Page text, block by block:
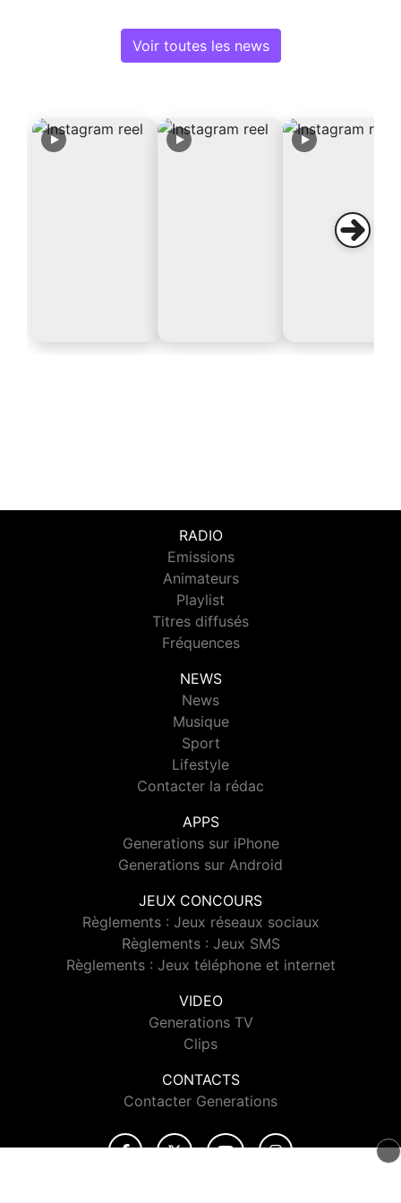
Voir toutes les news
RADIO
Emissions
Animateurs
Playlist
Titres diffusés
Fréquences
NEWS
News
Musique
Sport
Lifestyle
Contacter la rédac
APPS
Generations sur iPhone
Generations sur Android
JEUX CONCOURS
Règlements : Jeux réseaux sociaux
Règlements : Jeux SMS
Règlements : Jeux téléphone et internet
VIDEO
Generations TV
Clips
CONTACTS
Contacter Generations